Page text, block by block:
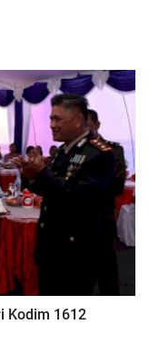
Kodim 1612